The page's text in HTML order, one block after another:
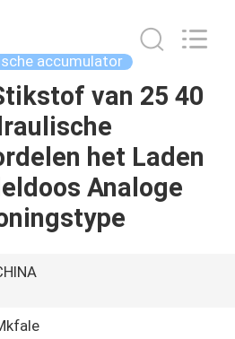
accumulator
van 25 40
het Laden
Analoge